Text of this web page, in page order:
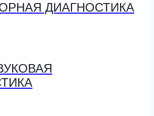
ДИАГНОСТИКА